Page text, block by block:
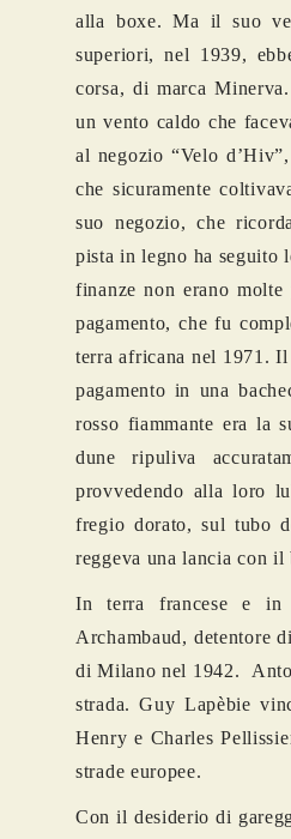
alla boxe. Ma il suo
superiori, nel 1939,
corsa, di marca
un vento caldo che
al negozio “Velo
che sicuramente
suo negozio, che
pista in legno ha seguito
finanze non erano
pagamento, che fu
terra africana nel 1971. Il
pagamento in una
rosso fiammante era la
dune ripuliva
provvedendo alla loro
fregio dorato, sul tubo
reggeva una lancia con il
In terra francese e in
Archambaud, detentore
di Milano nel 1942.
strada. Guy Lapèbie
Henry e Charles
strade europee.
Con il desiderio di